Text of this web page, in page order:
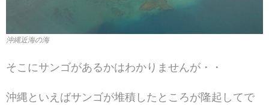
沖縄近海の海
そこにサンゴがあるかはわかりませんが・・
沖縄といえばサンゴが堆積したところが隆起してで